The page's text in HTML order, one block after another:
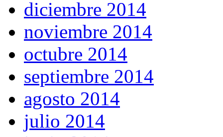
diciembre 2014
noviembre 2014
octubre 2014
septiembre 2014
agosto 2014
julio 2014